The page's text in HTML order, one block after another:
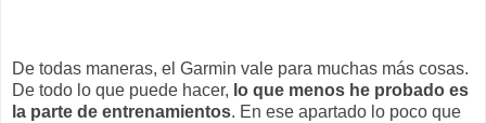
De todas maneras, el Garmin vale para muchas más cosas.
De todo lo que puede hacer, lo que menos he probado es
la parte de entrenamientos. En ese apartado lo poco que